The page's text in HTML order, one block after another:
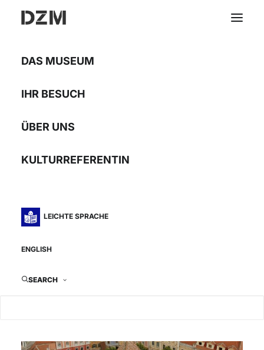
DAS MUSEUM
IHR BESUCH
ÜBER UNS
KULTURREFERENTIN
LEICHTE SPRACHE
ENGLISH
SEARCH
Das deutsche Theater
von Hermannstadt
Gestern und heute